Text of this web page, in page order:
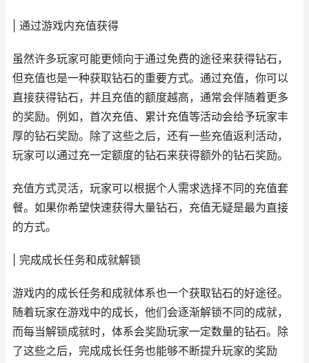
| 通过游戏内充值获得
虽然许多玩家可能更倾向于通过免费的途径来获得钻石，
但充值也是一种获取钻石的重要方式。通过充值，你可以
直接获得钻石，并且充值的额度越高，通常会伴随着更多
的奖励。例如，首次充值、累计充值等活动会给予玩家丰
厚的钻石奖励。除了这些之后，还有一些充值返利活动，
玩家可以通过充一定额度的钻石来获得额外的钻石奖励。
充值方式灵活，玩家可以根据个人需求选择不同的充值套
餐。如果你希望快速获得大量钻石，充值无疑是最为直接
的方式。
| 完成成长任务和成就解锁
游戏内的成长任务和成就体系也一个获取钻石的好途径。
随着玩家在游戏中的成长，他们会逐渐解锁不同的成就，
而每当解锁成就时，体系会奖励玩家一定数量的钻石。除
了这些之后，完成成长任务也能够不断提升玩家的奖励